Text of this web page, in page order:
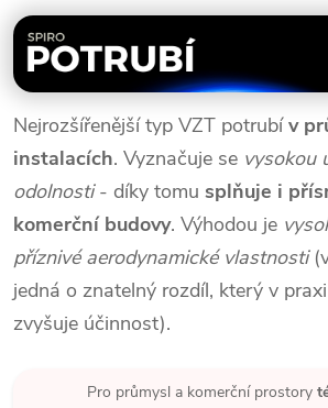
°C, umístění (do koupelen,
WC,...
°C,
Nejrozšířenější typ VZT potrubív
instalacích. Vyznačuje se vysokou
odolnosti- díky tomu splňuje i
komerční budovy. Výhodou je
příznivé aerodynamické vlastnosti
jedná o znatelný rozdíl, který v
zvyšuje účinnost).
Pro průmysl a komerční prostory